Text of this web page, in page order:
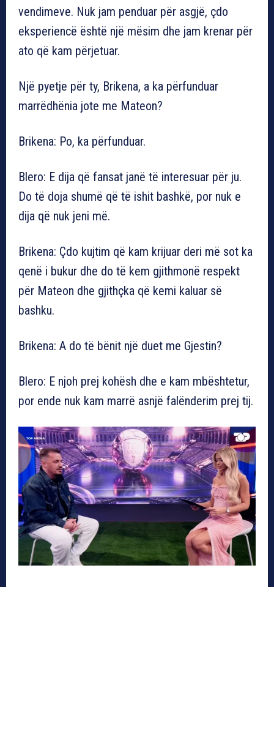
vendimeve. Nuk jam penduar për asgjë, çdo
eksperiencë është një mësim dhe jam krenar për
ato që kam përjetuar.
Një pyetje për ty, Brikena, a ka përfunduar
marrëdhënia jote me Mateon?
Brikena: Po, ka përfunduar.
Blero: E dija që fansat janë të interesuar për ju.
Do të doja shumë që të ishit bashkë, por nuk e
dija që nuk jeni më.
Brikena: Çdo kujtim që kam krijuar deri më sot ka
qenë i bukur dhe do të kem gjithmonë respekt
për Mateon dhe gjithçka që kemi kaluar së
bashku.
Brikena: A do të bënit një duet me Gjestin?
Blero: E njoh prej kohësh dhe e kam mbështetur,
por ende nuk kam marrë asnjë falënderim prej tij.